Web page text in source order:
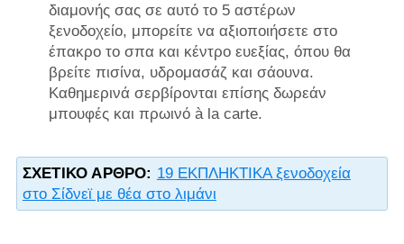
διαμονής σας σε αυτό το 5 αστέρων
ξενοδοχείο, μπορείτε να αξιοποιήσετε στο
έπακρο το σπα και κέντρο ευεξίας, όπου θα
βρείτε πισίνα, υδρομασάζ και σάουνα.
Καθημερινά σερβίρονται επίσης δωρεάν
μπουφές και πρωινό à la carte.
ΣΧΕΤΙΚΌ ΆΡΘΡΟ: 19 ΕΚΠΛΗΚΤΙΚΑ ξενοδοχεία
στο Σίδνεϊ με θέα στο λιμάνι